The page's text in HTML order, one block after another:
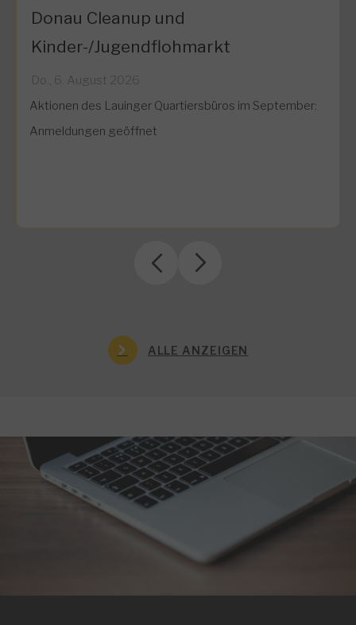
Donau Cleanup und
Kinder-/Jugendflohmarkt
Do., 6. August 2026
Aktionen des Lauinger Quartiersbüros im September:
Anmeldungen geöffnet
ALLE ANZEIGEN